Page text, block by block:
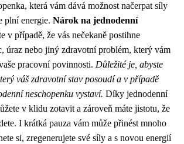
která vám dává možnost načerpat síly
plní energie. Nárok na jednodenní
v případě, že vás nečekaně postihne
úraz nebo jiný zdravotní problém, který vám
pracovní povinnosti. Důležité je, abyste
váš zdravotní stav posoudí a v případě
neschopenku vystaví. Díky jednodenní
v klidu zotavit a zároveň máte jistotu, že
I krátká pauza vám může přinést mnoho
si, zregenerujete své síly a s novou energií